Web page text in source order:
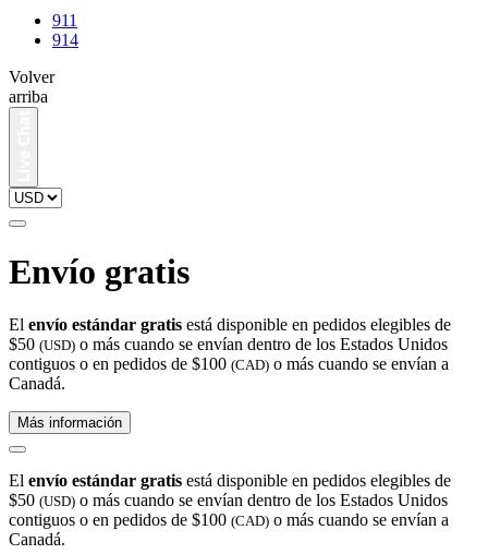
911
914
Volver
arriba
Envío gratis
El envío estándar gratis está disponible en pedidos elegibles de
$50 (USD) o más cuando se envían dentro de los Estados Unidos
contiguos o en pedidos de $100 (CAD) o más cuando se envían a
Canadá.
Más información
El envío estándar gratis está disponible en pedidos elegibles de
$50 (USD) o más cuando se envían dentro de los Estados Unidos
contiguos o en pedidos de $100 (CAD) o más cuando se envían a
Canadá.